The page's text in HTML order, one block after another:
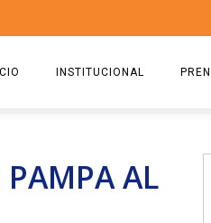
INSTITUCIONAL
ESTATUTO
PAMPA AL